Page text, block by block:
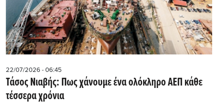
22/07/2026 - 06:45
Τάσος Νιαβής: Πως χάνουμε ένα ολόκληρο ΑΕΠ κάθε
τέσσερα χρόνια